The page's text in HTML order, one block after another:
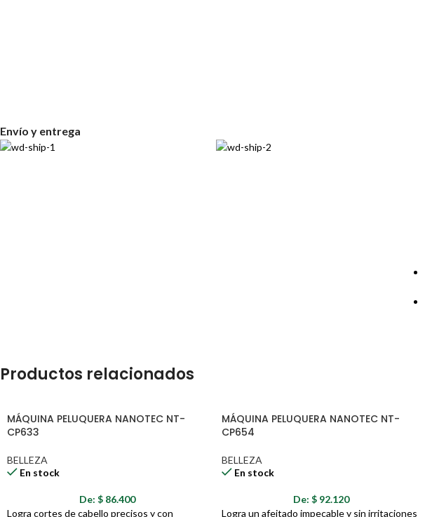
Envío y entrega
Productos relacionados
MÁQUINA PELUQUERA NANOTEC NT-
CP633
BELLEZA
En stock
De: $86.400
Logra cortes de cabello precisos y con
MÁQUINA PELUQUERA NANOTEC NT-
CP654
BELLEZA
En stock
De:$ 92.120
Logra un afeitado impecable y sin irritaciones